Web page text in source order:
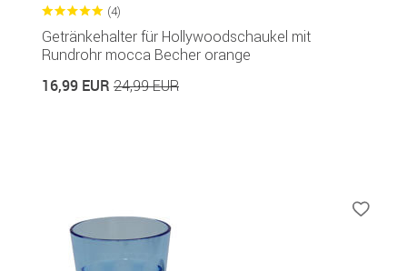
(4)
Getränkehalter für Hollywoodschaukel mit
Rundrohr mocca Becher orange
16,99 EUR 24,99 EUR